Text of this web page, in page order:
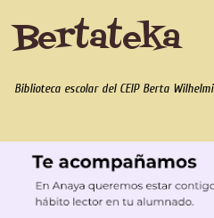
Bertateka
Biblioteca escolar del CEIP Berta Wilhelmi